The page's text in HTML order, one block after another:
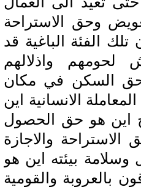
وحق الاستراحة
الفئة الباغية قد
واذلالهم
حق السكن في مكان
الانسانية اين
اين هو حق الحصول
والاجازة
بيئته اين هو
بالعروبة والقومية